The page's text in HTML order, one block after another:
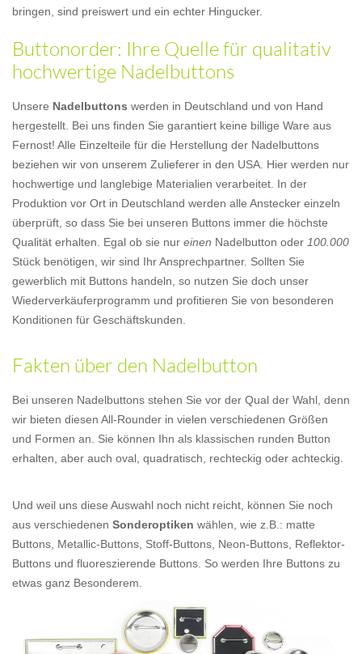
bringen, sind preiswert und ein echter Hingucker.
Buttonorder: Ihre Quelle für qualitativ
hochwertige Nadelbuttons
Unsere Nadelbuttons werden in Deutschland und von Hand
hergestellt. Bei uns finden Sie garantiert keine billige Ware aus
Fernost! Alle Einzelteile für die Herstellung der Nadelbuttons
beziehen wir von unserem Zulieferer in den USA. Hier werden nur
hochwertige und langlebige Materialien verarbeitet. In der
Produktion vor Ort in Deutschland werden alle Anstecker einzeln
überprüft, so dass Sie bei unseren Buttons immer die höchste
Qualität erhalten. Egal ob sie nur einen Nadelbutton oder 100.000
Stück benötigen, wir sind Ihr Ansprechpartner. Sollten Sie
gewerblich mit Buttons handeln, so nutzen Sie doch unser
Wiederverkäuferprogramm und profitieren Sie von besonderen
Konditionen für Geschäftskunden.
Fakten über den Nadelbutton
Bei unseren Nadelbuttons stehen Sie vor der Qual der Wahl, denn
wir bieten diesen All-Rounder in vielen verschiedenen Größen
und Formen an. Sie können Ihn als klassischen runden Button
erhalten, aber auch oval, quadratisch, rechteckig oder achteckig.
Und weil uns diese Auswahl noch nicht reicht, können Sie noch
aus verschiedenen Sonderoptiken wählen, wie z.B.: matte
Buttons, Metallic-Buttons, Stoff-Buttons, Neon-Buttons, Reflektor-
Buttons und fluoreszierende Buttons. So werden Ihre Buttons zu
etwas ganz Besonderem.